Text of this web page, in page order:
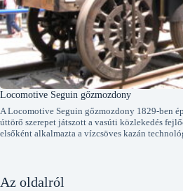
Locomotive Seguin gőzmozdony
A Locomotive Seguin gőzmozdony 1829-ben
úttörő szerepet játszott a vasúti közlekedés
elsőként alkalmazta a vízcsöves kazán
Az oldalról